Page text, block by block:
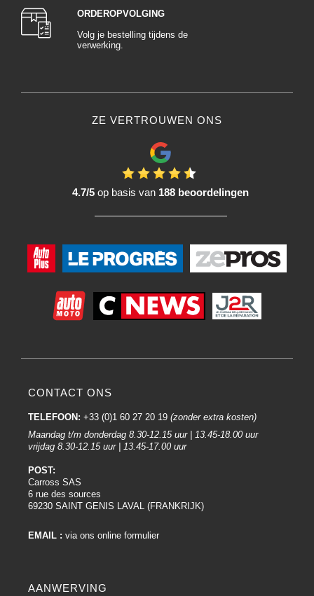
ORDEROPVOLGING
Volg je bestelling tijdens de
verwerking.
ZE VERTROUWEN ONS
4.7/5 op basis van 188 beoordelingen
CONTACT ONS
TELEFOON: +33 (0)1 60 27 20 19 (zonder extra kosten)
Maandag t/m donderdag 8.30-12.15 uur | 13.45-18.00 uur
vrijdag 8.30-12.15 uur | 13.45-17.00 uur
POST:
Carross SAS
6 rue des sources
69230 SAINT GENIS LAVAL (FRANKRIJK)
EMAIL : via ons online formulier
AANWERVING